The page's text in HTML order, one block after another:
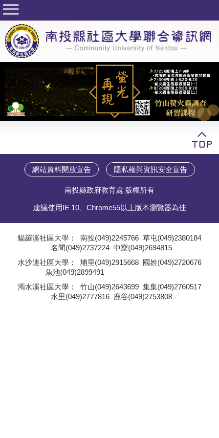
回首頁
關於社大
公佈欄
行事曆
最新活動
活動花絮
志工與社團
社大學習Q&A
學員專區
教師專區
網站資料開放宣告 隱私權與資訊安全宣告
南投縣政府教育處 版權所有
建議使用IE 10、Chrome55以上版本瀏覽器為佳
貓羅溪社區大學： 南投(049)2245766 草屯(049)2380184
名間(049)2737224 中寮(049)2694815
水沙連社區大學： 埔里(049)2915668 國姓(049)2720676
魚池(049)2899491
濁水溪社區大學： 竹山(049)2643699 集集(049)2760517
水里(049)2777816 鹿谷(049)2753808